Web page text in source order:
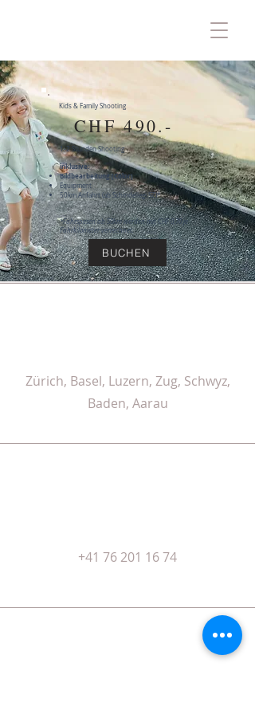
Kids & Family Shooting
CHF 490.-
1-2 Stunden Shooting
inklusive:
Bildbearbeitung (Color)
Equipment
50km Anfahrt (ab Schindellegi SZ)*
*Fahrspesen ab 50km werden mit CHF 0,70 je
Fahrkilometer verrechnet.
BUCHEN
Zürich, Basel, Luzern, Zug, Schwyz,
Baden, Aarau
+41 76 201 16 74